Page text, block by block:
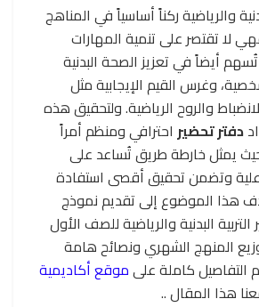
والرياضية ركناً أساسياً في المناهج
لا تقتصر على تنمية المهارات
أيضاً في تعزيز الصحة البدنية
وغرس القيم الإيجابية مثل
والروح الرياضية. ولتحقيق هذه
دفتر تحضير احترافي ومنظم أمراً
يمثل خارطة طريق تُساعد على
وتضمن تحقيق أقصى استفادة
هذا الموضوع إلى تقديم نموذج
البدنية والرياضية للصف الأول
المنهج الشهري ونصائح هامة
التفاصيل كاملة علىموقع أكاديمية
هذا المقال ..